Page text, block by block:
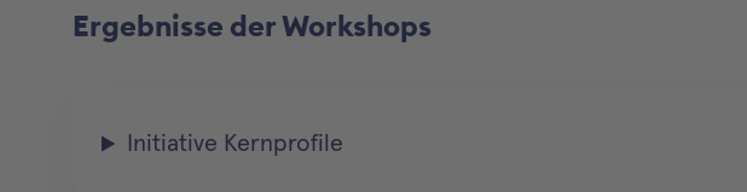
Ergebnisse der Workshops
Initiative Kernprofile